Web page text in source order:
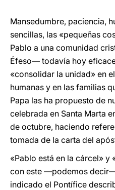
Mansedumbre, paciencia,
sencillas, las «pequeñas
Pablo a una comunidad
Éfeso— todavía hoy
«consolidar la unidad» en
humanas y en las familias
Papa las ha propuesto de
celebrada en Santa Marta
de octubre, haciendo
tomada de la carta del
«Pablo está en la cárcel» y
con este —podemos decir—
indicado el Pontífice